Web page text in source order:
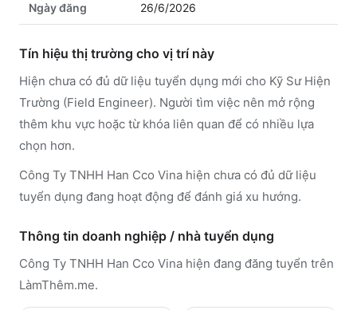
Ngày đăng 26/6/2026
Tín hiệu thị trường cho vị trí này
Hiện chưa có đủ dữ liệu tuyển dụng mới cho Kỹ Sư Hiện
Trường (Field Engineer). Người tìm việc nên mở rộng
thêm khu vực hoặc từ khóa liên quan để có nhiều lựa
chọn hơn.
Công Ty TNHH Han Cco Vina hiện chưa có đủ dữ liệu
tuyển dụng đang hoạt động để đánh giá xu hướng.
Thông tin doanh nghiệp / nhà tuyển dụng
Công Ty TNHH Han Cco Vina hiện đang đăng tuyển trên
LàmThêm.me.